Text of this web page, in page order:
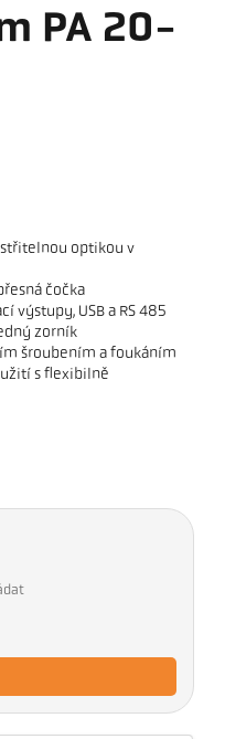
PA 20-
optikou v
čočka
výstupy, USB a RS 485
zorník
šroubením a foukáním
s ​​flexibilně